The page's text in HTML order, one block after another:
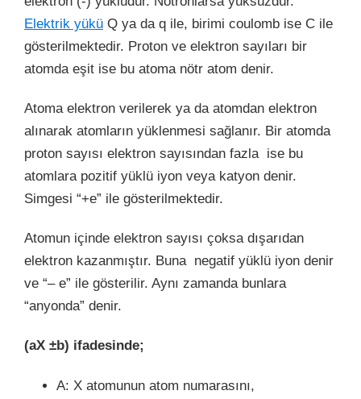
Elektrik yükü Q ya da q ile, birimi coulomb ise C ile
gösterilmektedir. Proton ve elektron sayıları bir
atomda eşit ise bu atoma nötr atom denir.
Atoma elektron verilerek ya da atomdan elektron
alınarak atomların yüklenmesi sağlanır. Bir atomda
proton sayısı elektron sayısından fazla ise bu
atomlara pozitif yüklü iyon veya katyon denir.
Simgesi “+e” ile gösterilmektedir.
Atomun içinde elektron sayısı çoksa dışarıdan
elektron kazanmıştır. Buna negatif yüklü iyon denir
ve “– e” ile gösterilir. Aynı zamanda bunlara
“anyonda” denir.
(aX ±b) ifadesinde;
A: X atomunun atom numarasını,